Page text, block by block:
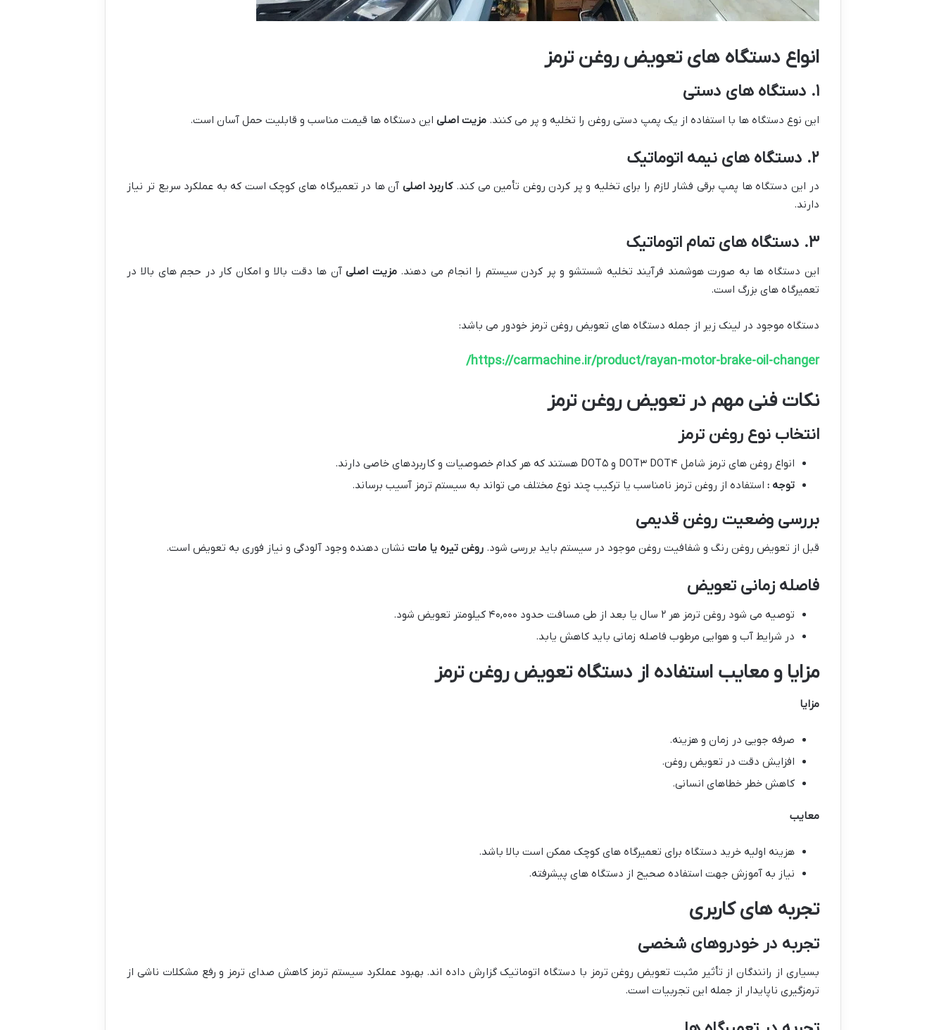
انواع دستگاه های تعویض روغن ترمز
۱. دستگاه های دستی
این نوع دستگاه ها با استفاده از یک پمپ دستی روغن را تخلیه و پر می کنند.مزیت اصلی این دستگاه ها قیمت مناسب و قابلیت حمل آسان است.
۲. دستگاه های نیمه اتوماتیک
در این دستگاه ها پمپ برقی فشار لازم را برای تخلیه و پر کردن روغن تأمین می کند.کاربرد اصلی آن ها در تعمیرگاه های کوچک است که به عملکرد سریع تر نیاز
دارند.
۳. دستگاه های تمام اتوماتیک
این دستگاه ها به صورت هوشمند فرآیند تخلیه شستشو و پر کردن سیستم را انجام می دهند.مزیت اصلیآن ها دقت بالا و امکان کار در حجم های بالا در
تعمیرگاه های بزرگ است.
دستگاه موجود در لینک زیر از جمله دستگاه های تعویض روغن ترمز خودور می باشد:
https://carmachine.ir/product/rayan-motor-brake-oil-changer/
نکات فنی مهم در تعویض روغن ترمز
انتخاب نوع روغن ترمز
انواع روغن های ترمز شامل DOT۳ DOT۴ و DOT۵ هستند که هر کدام خصوصیات و کاربردهای خاصی دارند.
توجه : استفاده از روغن ترمز نامناسب یا ترکیب چند نوع مختلف می تواند به سیستم ترمز آسیب برساند.
بررسی وضعیت روغن قدیمی
قبل از تعویض روغن رنگ و شفافیت روغن موجود در سیستم باید بررسی شود.روغن تیره یا مات نشان دهنده وجود آلودگی و نیاز فوری به تعویض است.
فاصله زمانی تعویض
توصیه می شود روغن ترمز هر ۲ سال یا بعد از طی مسافت حدود ۴۰,۰۰۰ کیلومتر تعویض شود.
در شرایط آب و هوایی مرطوب فاصله زمانی باید کاهش یابد.
مزایا و معایب استفاده از دستگاه تعویض روغن ترمز
مزایا
صرفه جویی در زمان و هزینه.
افزایش دقت در تعویض روغن.
کاهش خطر خطاهای انسانی.
معایب
هزینه اولیه خرید دستگاه برای تعمیرگاه های کوچک ممکن است بالا باشد.
نیاز به آموزش جهت استفاده صحیح از دستگاه های پیشرفته.
تجربه های کاربری
تجربه در خودروهای شخصی
بسیاری از رانندگان از تأثیر مثبت تعویض روغن ترمز با دستگاه اتوماتیک گزارش داده اند. بهبود عملکرد سیستم ترمز کاهش صدای ترمز و رفع مشکلات ناشی از
ترمزگیری ناپایدار از جمله این تجربیات است.